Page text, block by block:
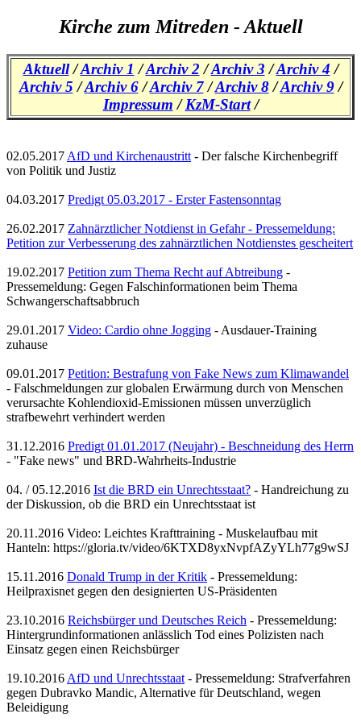
Kirche zum Mitreden - Aktuell
Aktuell/Archiv 1 /Archiv 2 /Archiv 3 /Archiv 4 /
Archiv 5 /Archiv 6/Archiv 7/Archiv 8/Archiv 9/
Impressum /KzM-Start/
02.05.2017 AfD und Kirchenaustritt - Der falsche Kirchenbegriff
von Politik und Justiz
04.03.2017 Predigt 05.03.2017 - Erster Fastensonntag
26.02.2017 Zahnärztlicher Notdienst in Gefahr - Pressemeldung:
Petition zur Verbesserung des zahnärztlichen Notdienstes gescheitert
19.02.2017 Petition zum Thema Recht auf Abtreibung -
Pressemeldung: Gegen Falschinformationen beim Thema
Schwangerschaftsabbruch
29.01.2017 Video: Cardio ohne Jogging - Ausdauer-Training
zuhause
09.01.2017 Petition: Bestrafung von Fake News zum Klimawandel
- Falschmeldungen zur globalen Erwärmung durch von Menschen
verursachte Kohlendioxid-Emissionen müssen unverzüglich
strafbewehrt verhindert werden
31.12.2016 Predigt 01.01.2017 (Neujahr) - Beschneidung des Herrn
- "Fake news" und BRD-Wahrheits-Industrie
04. / 05.12.2016 Ist die BRD ein Unrechtsstaat? - Handreichung zu
der Diskussion, ob die BRD ein Unrechtsstaat ist
20.11.2016 Video: Leichtes Krafttraining - Muskelaufbau mit
Hanteln: https://gloria.tv/video/6KTXD8yxNvpfAZyYLh77g9wSJ
15.11.2016 Donald Trump in der Kritik - Pressemeldung:
Heilpraxisnet gegen den designierten US-Präsidenten
23.10.2016 Reichsbürger und Deutsches Reich - Pressemeldung:
Hintergrundinformationen anlässlich Tod eines Polizisten nach
Einsatz gegen einen Reichsbürger
19.10.2016 AfD und Unrechtsstaat - Pressemeldung: Strafverfahren
gegen Dubravko Mandic, Alternative für Deutschland, wegen
Beleidigung